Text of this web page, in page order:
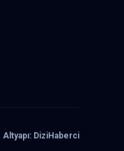
Altyapı: DiziHaberci